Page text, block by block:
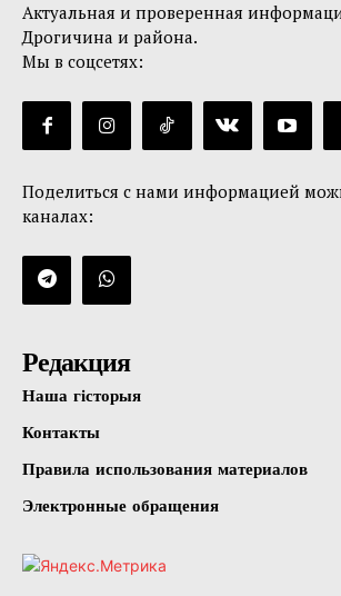
Актуальная и проверенная
Дрогичина и района.
Мы в соцсетях:
Поделиться с нами информацией
каналах:
Редакция
Наша гісторыя
Контакты
Правила использования материалов
Электронные обращения